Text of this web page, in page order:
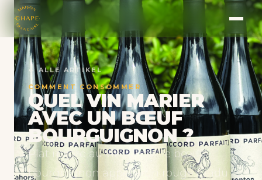
← ALLE ARTIKEL
COMMENT CONSOMMER
QUEL VIN MARIER
AVEC UN BŒUF
BOURGUIGNON ?
Plat mijoté au vin rouge, le bœuf
bourguignon appelle un rouge fondu